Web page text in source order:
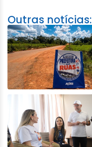
Outras notícias: